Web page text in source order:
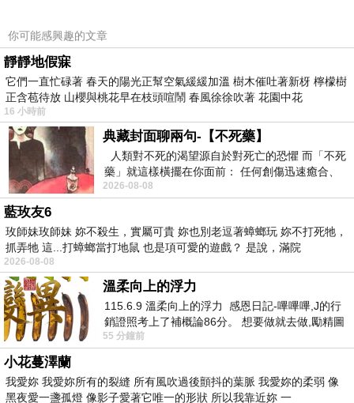
假如郭不配合中共利益，（例如持續推動台商離
開大陸的轉投資政策，或是拒絕表態看好中國經
濟），中共就必會露出猙獰獠牙，用各種合法與
非法手段，對付崇越集團在中國的各項投資事
業；小則查稅、罰款；中則逮捕企業基層員工，
大則直接沒收整個企業，逮捕所有在中國的高層
幹部。
千萬不要以為中共擔心嚇跑台資及外資，就不敢
這麼做！它在郭台銘選總統期間，不是已經「點
到為止」示範了一次嗎？
面對遠比富士康「更不重要」的崇越集團，董事
長居然敢擔任「台獨當局」的內閣成員，中共若
沒有出手「懲罰」一下崇越，立個下馬威，面子
你可能感興趣的文章
靜靜地假寐
它們一直忙碌著 春天的陽光正幫空氣緩緩加溫 樹木催吐著新枒 檸檬樹
正含苞待放 山櫻與桃花早在枝頭喧鬧 春風徐徐吹著 花園中花
16 小時前
典藏封面聊兩句-【不死藥】
人類對不死的渴望源自於對死亡的恐懼 而「不死
藥」就這樣橫擺在你面前： 任何創傷迅速癒合、
停止衰老、痛覺消失…堪
2026-08-08
藍玫友6
玫師妹玫師妹 妳不殺生，實屬可貴 妳也別老逗著蟑螂玩 妳不打死牠，
抓弄牠 這...打蟑螂當打地鼠 也是項可愛的遊戲？ 是說，滿院
2026-08-08
溫柔向上的浮力
115.6.9 溫柔向上的浮力 感恩日記-嗶嗶嗶,J的行
銷證照考上了補概論86分。 想要做就去做,勵精圖
治大成功,也是表法,堅持和努力
55 分鐘前
小花蔓澤蘭
我愛妳 我愛妳所有的裂縫 所有風吹過後顫抖的葉脈 我愛妳的柔弱 像
黑夜愛一盞孤燈 像影子愛著它唯一的形狀 所以我靠近妳 一